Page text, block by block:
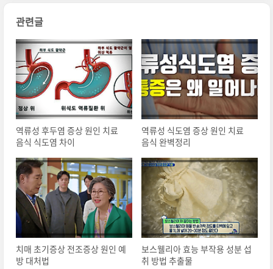
관련글
역류성 후두염 증상 원인 치료
음식 식도염 차이
역류성 식도염 증상 원인 치료
음식 완벽정리
치매 초기증상 전조증상 원인 예
방 대처법
보스웰리아 효능 부작용 성분 섭
취 방법 추출물